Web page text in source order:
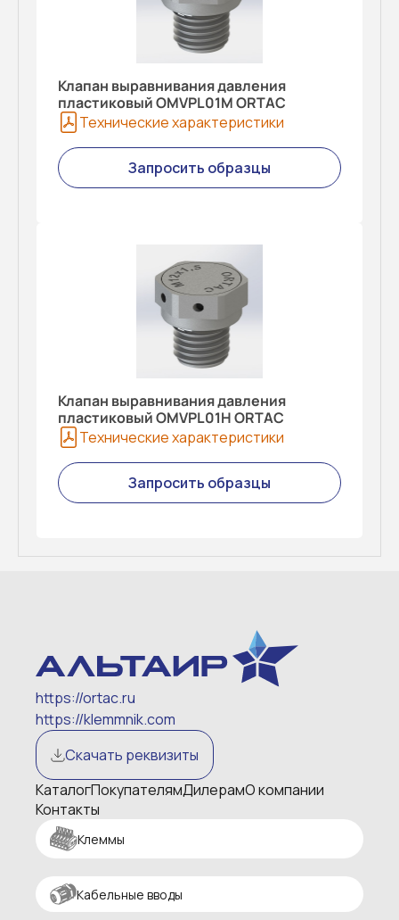
Клапан выравнивания давления
пластиковый OMVPL01M ORTAC
Технические характеристики
Запросить образцы
Клапан выравнивания давления
пластиковый OMVPL01H ORTAC
Технические характеристики
Запросить образцы
https://ortac.ru
https://klemmnik.com
Скачать реквизиты
КаталогПокупателямДилерамО компании
Контакты
Клеммы
Кабельные вводы